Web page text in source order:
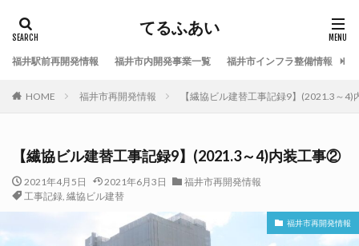
てるふあい
福井駅前再開発情報 福井市内開発事業一覧 福井市インフラ整備情報
HOME 福井市再開発情報 【繊協ビル建替工事記録9】(2021.3～
【繊協ビル建替工事記録9】(2021.3～4)内装工事②
2021年4月5日 2021年6月3日
福井市再開発情報
工事記録, 繊協ビル建替
福井市再開発情報